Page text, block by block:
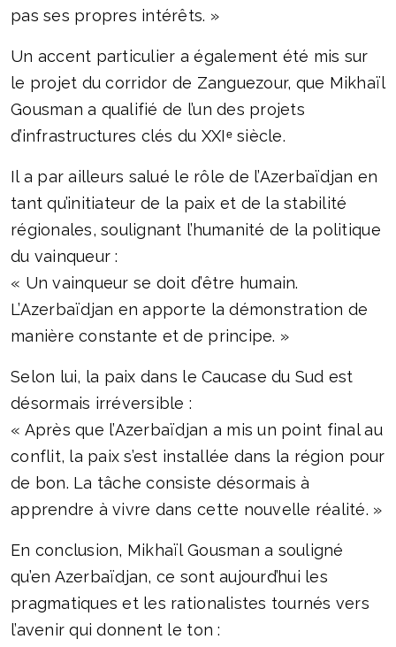
pas ses propres intérêts. »
Un accent particulier a également été mis sur
le projet du corridor de Zanguezour, que Mikhaïl
Gousman a qualifié de l’un des projets
d’infrastructures clés du XXIᵉ siècle.
Il a par ailleurs salué le rôle de l’Azerbaïdjan en
tant qu’initiateur de la paix et de la stabilité
régionales, soulignant l’humanité de la politique
du vainqueur :
« Un vainqueur se doit d’être humain.
L’Azerbaïdjan en apporte la démonstration de
manière constante et de principe. »
Selon lui, la paix dans le Caucase du Sud est
désormais irréversible :
« Après que l’Azerbaïdjan a mis un point final au
conflit, la paix s’est installée dans la région pour
de bon. La tâche consiste désormais à
apprendre à vivre dans cette nouvelle réalité. »
En conclusion, Mikhaïl Gousman a souligné
qu’en Azerbaïdjan, ce sont aujourd’hui les
pragmatiques et les rationalistes tournés vers
l’avenir qui donnent le ton :